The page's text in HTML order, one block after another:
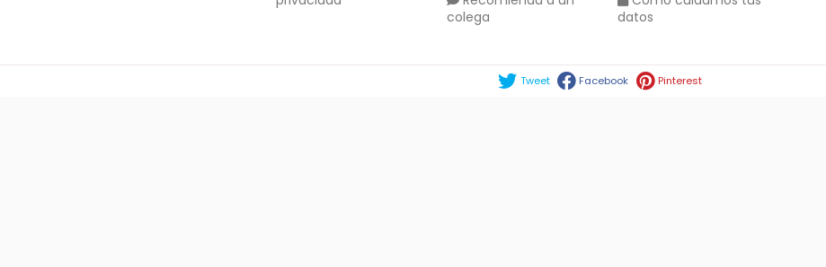
colega
datos
Tweet Facebook Pinterest